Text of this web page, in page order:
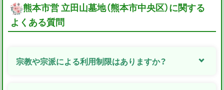
熊本市営 立田山墓地（熊本市中央区）に関する
よくある質問
宗教や宗派による利用制限はありますか？